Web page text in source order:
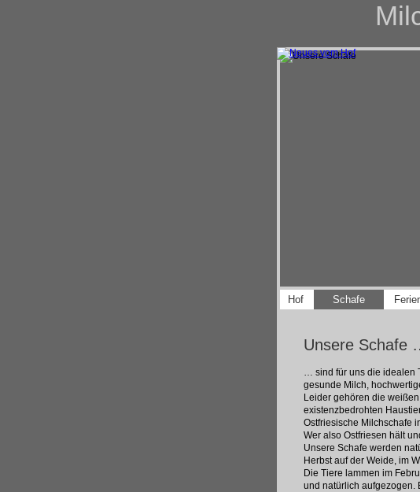
Navigation
überspringen
Hof Schafe
Unsere Schafe
… sind für uns die idealen
gesunde Milch,
Leider gehören die
existenzbedrohten
Ostfriesische Milchschafe
Wer also Ostfriesen hält
Unsere Schafe werden
Herbst auf der Weide, im
Die Tiere lammen im
und natürlich aufgezogen.